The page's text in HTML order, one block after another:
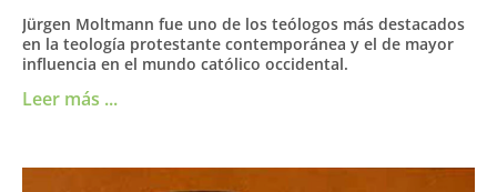
Jürgen Moltmann fue uno de los teólogos más destacados
en la teología protestante contemporánea y el de mayor
influencia en el mundo católico occidental.
Leer más ...